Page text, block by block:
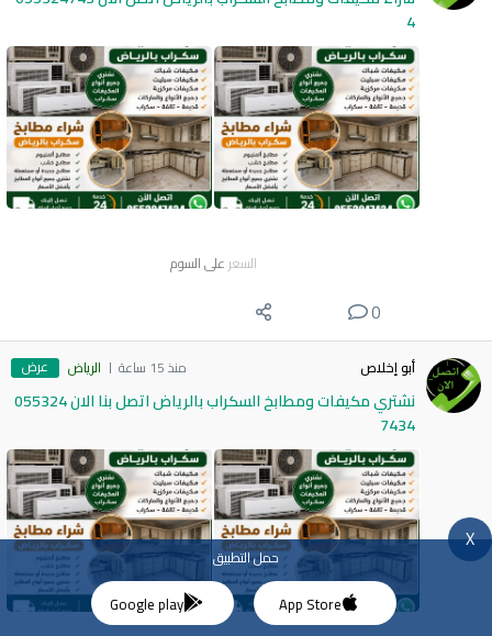
4
السعر على السوم
0
أبو إخلاص منذ 15 ساعة الرياض عرض
نشتري مكيفات ومطابخ السكراب بالرياض اتصل بنا الان 055324
7434
X
حمل التطبيق
App Store
Google play